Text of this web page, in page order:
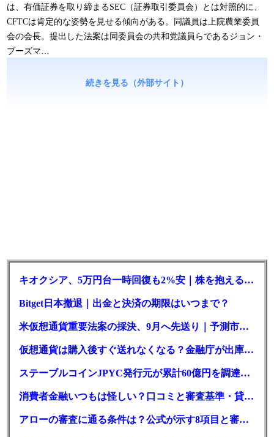
は、有価証券を取り締まるSEC（証券取引委員会）とは対照的に、
CFTCは肯定的な姿勢を見せる傾向がある。同議員は上院農業委員
会の会長。提出した法案は同委員会の共和党議員らであるジョン・
ブーズマ…
続きを見る（外部サイト）
キオクシア、5万円台一時回復も2%安｜株を抱える東芝は純利益30倍
Bitget日本撤退｜出金と決済の期限はいつまで？
米仮想通貨重要法案の採決、9月へ先送り｜予測市場の成立確率は14%に
仮想通貨は購入後すぐ送れなくなる？金融庁が出庫制限を要請
ステーブルコインJPYC発行元が累計60億円を調達、物流大手も出資参画
消費者金融いつもは怪しい？口コミと審査基準・貸付条件を調査
アローの審査に通る条件は？公式が示す8項目と審査時間